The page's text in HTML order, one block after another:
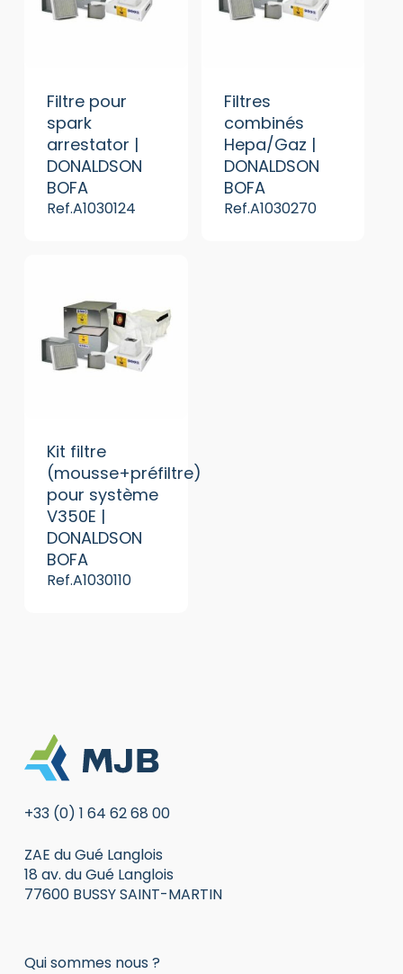
Filtre pour
spark
arrestator |
DONALDSON
BOFA
Ref.A1030124
Filtres
combinés
Hepa/Gaz |
DONALDSON
BOFA
Ref.A1030270
Kit filtre
(mousse+préfiltre)
pour système
V350E |
DONALDSON
BOFA
Ref.A1030110
+33 (0) 1 64 62 68 00
ZAE du Gué Langlois
18 av. du Gué Langlois
77600 BUSSY SAINT-MARTIN
Qui sommes nous ?